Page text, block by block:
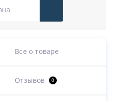
Все о товаре
Отзывов 0